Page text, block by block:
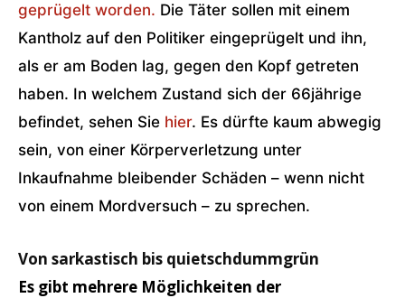
geprügelt worden. Die Täter sollen mit einem
Kantholz auf den Politiker eingeprügelt und ihn,
als er am Boden lag, gegen den Kopf getreten
haben. In welchem Zustand sich der 66jährige
befindet, sehen Sie hier. Es dürfte kaum abwegig
sein, von einer Körperverletzung unter
Inkaufnahme bleibender Schäden – wenn nicht
von einem Mordversuch – zu sprechen.
Von sarkastisch bis quietschdummgrün
Es gibt mehrere Möglichkeiten der